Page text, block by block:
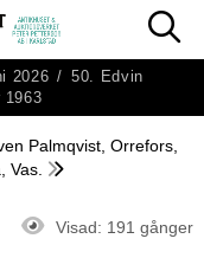
2026 / 50. Edvin
1963
Palmqvist, Orrefors,
Vas.
Visad: 191 gånger